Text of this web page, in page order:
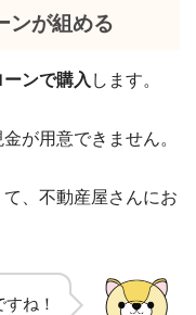
ンが組める
ンで購入 します。
が用意できません。
、不動産屋さんにお
ね！